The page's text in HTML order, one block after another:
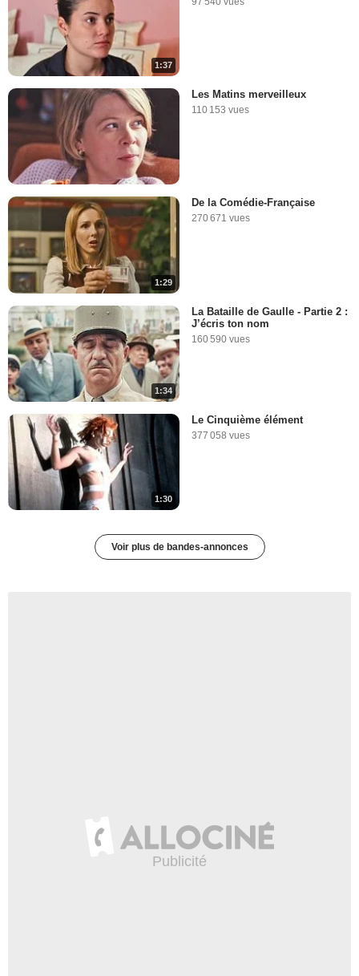
1:37
Les Matins merveilleux
110 153 vues
1:29
De la Comédie-Française
270 671 vues
1:34
La Bataille de Gaulle - Partie 2 :
J’écris ton nom
160 590 vues
1:30
Le Cinquième élément
377 058 vues
Voir plus de bandes-annonces